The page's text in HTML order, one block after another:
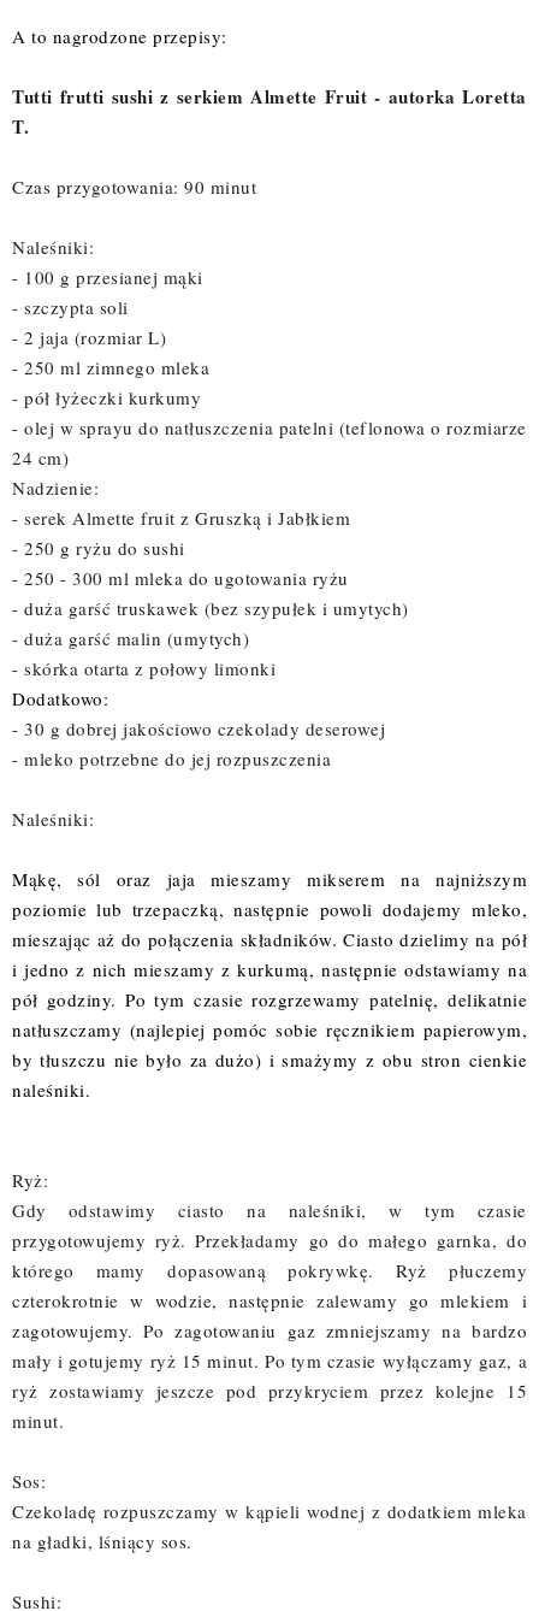
A to nagrodzone przepisy:
Tutti frutti sushi z serkiem Almette Fruit - autorka Loretta
T.
Czas przygotowania: 90 minut
Naleśniki:
- 100 g przesianej mąki
- szczypta soli
- 2 jaja (rozmiar L)
- 250 ml zimnego mleka
- pół łyżeczki kurkumy
- olej w sprayu do natłuszczenia patelni (teflonowa o rozmiarze
24 cm)
Nadzienie:
- serek Almette fruit z Gruszką i Jabłkiem
- 250 g ryżu do sushi
- 250 - 300 ml mleka do ugotowania ryżu
- duża garść truskawek (bez szypułek i umytych)
- duża garść malin (umytych)
- skórka otarta z połowy limonki
Dodatkowo:
- 30 g dobrej jakościowo czekolady deserowej
- mleko potrzebne do jej rozpuszczenia
Naleśniki:
Mąkę, sól oraz jaja mieszamy mikserem na najniższym
poziomie lub trzepaczką, następnie powoli dodajemy mleko,
mieszając aż do połączenia składników. Ciasto dzielimy na pół
i jedno z nich mieszamy z kurkumą, następnie odstawiamy na
pół godziny. Po tym czasie rozgrzewamy patelnię, delikatnie
natłuszczamy (najlepiej pomóc sobie ręcznikiem papierowym,
by tłuszczu nie było za dużo) i smażymy z obu stron cienkie
naleśniki.
Ryż:
Gdy odstawimy ciasto na naleśniki, w tym czasie
przygotowujemy ryż. Przekładamy go do małego garnka, do
którego mamy dopasowaną pokrywkę. Ryż płuczemy
czterokrotnie w wodzie, następnie zalewamy go mlekiem i
zagotowujemy. Po zagotowaniu gaz zmniejszamy na bardzo
mały i gotujemy ryż 15 minut. Po tym czasie wyłączamy gaz, a
ryż zostawiamy jeszcze pod przykryciem przez kolejne 15
minut.
Sos:
Czekoladę rozpuszczamy w kąpieli wodnej z dodatkiem mleka
na gładki, lśniący sos.
Sushi: